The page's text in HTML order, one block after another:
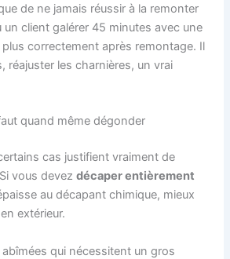
de ne jamais réussir à la remonter
un client galérer 45 minutes avec une
correctement après remontage. Il
réajuster les charnières, un vrai
quand même dégonder
cas justifient vraiment de
vous devezdécaper entièrement
au décapant chimique, mieux
extérieur.
qui nécessitent un gros